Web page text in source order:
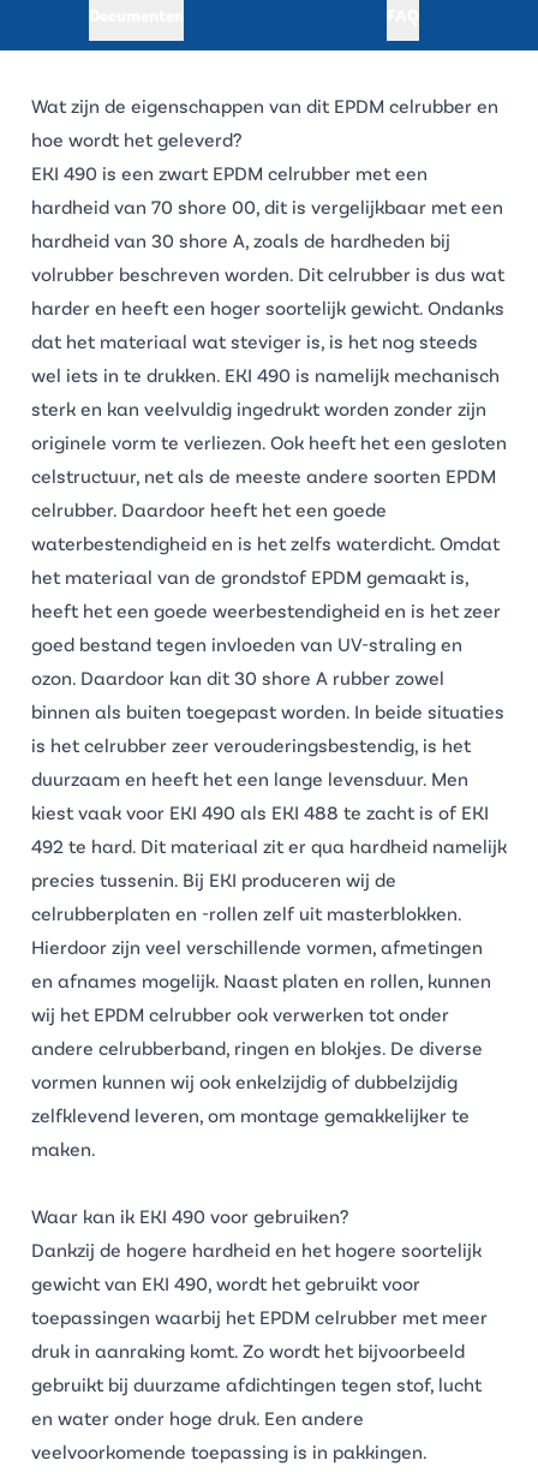
Wat zijn de eigenschappen van dit EPDM celrubber en
hoe wordt het geleverd?
EKI 490 is een zwart EPDM celrubber met een
hardheid van 70 shore 00, dit is vergelijkbaar met een
hardheid van 30 shore A, zoals de hardheden bij
volrubber beschreven worden. Dit celrubber is dus wat
harder en heeft een hoger soortelijk gewicht. Ondanks
dat het materiaal wat steviger is, is het nog steeds
wel iets in te drukken. EKI 490 is namelijk mechanisch
sterk en kan veelvuldig ingedrukt worden zonder zijn
originele vorm te verliezen. Ook heeft het een gesloten
celstructuur, net als de meeste andere soorten EPDM
celrubber. Daardoor heeft het een goede
waterbestendigheid en is het zelfs waterdicht. Omdat
het materiaal van de grondstof EPDM gemaakt is,
heeft het een goede weerbestendigheid en is het zeer
goed bestand tegen invloeden van UV-straling en
ozon. Daardoor kan dit 30 shore A rubber zowel
binnen als buiten toegepast worden. In beide situaties
is het celrubber zeer verouderingsbestendig, is het
duurzaam en heeft het een lange levensduur. Men
kiest vaak voor EKI 490 als EKI 488 te zacht is of EKI
492 te hard. Dit materiaal zit er qua hardheid namelijk
precies tussenin. Bij EKI produceren wij de
celrubberplaten en -rollen zelf uit masterblokken.
Hierdoor zijn veel verschillende vormen, afmetingen
en afnames mogelijk. Naast platen en rollen, kunnen
wij het EPDM celrubber ook verwerken tot onder
andere celrubberband, ringen en blokjes. De diverse
vormen kunnen wij ook enkelzijdig of dubbelzijdig
zelfklevend leveren, om montage gemakkelijker te
maken.
Waar kan ik EKI 490 voor gebruiken?
Dankzij de hogere hardheid en het hogere soortelijk
gewicht van EKI 490, wordt het gebruikt voor
toepassingen waarbij het EPDM celrubber met meer
druk in aanraking komt. Zo wordt het bijvoorbeeld
gebruikt bij duurzame afdichtingen tegen stof, lucht
en water onder hoge druk. Een andere
veelvoorkomende toepassing is in pakkingen.